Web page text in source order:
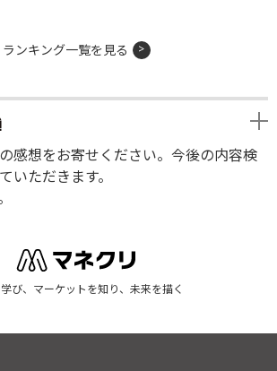
ランキング一覧を見る
感想をお寄せください。今後の内容検
いただきます。
び、マーケットを知り、未来を描く